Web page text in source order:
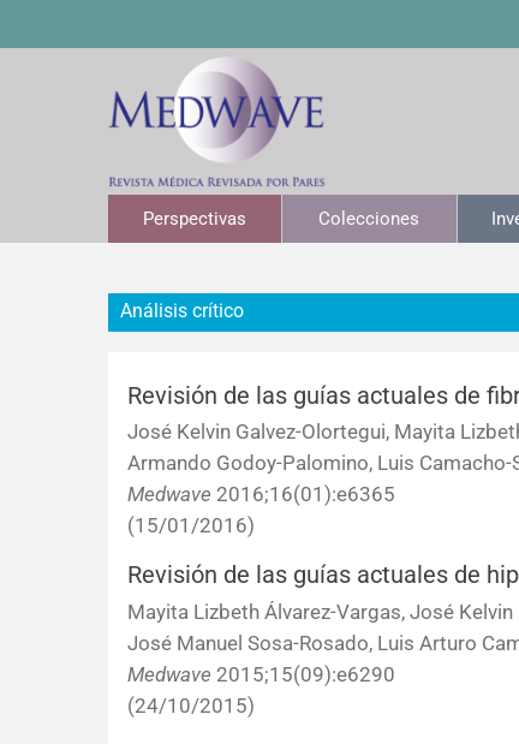
Perspectivas Colecciones
Análisis crítico
Revisión de las guías actuales de
José Kelvin Galvez-Olortegui, Mayita
Armando Godoy-Palomino, Luis Camacho-
Medwave 2016;16(01):e6365
(15/01/2016)
Revisión de las guías actuales de
Mayita Lizbeth Álvarez-Vargas, José
José Manuel Sosa-Rosado, Luis Arturo
Medwave 2015;15(09):e6290
(24/10/2015)